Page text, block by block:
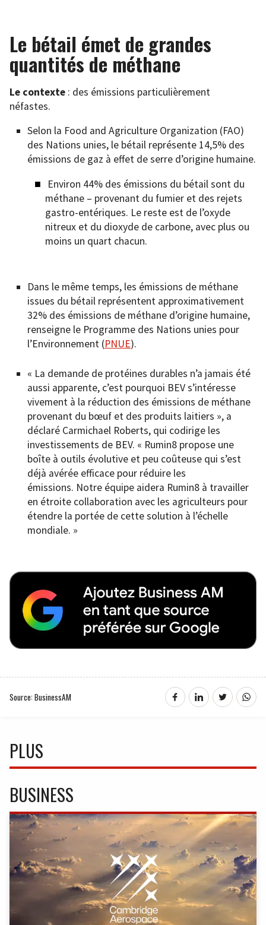
Le bétail émet de grandes
quantités de méthane
Le contexte : des émissions particulièrement
néfastes.
Selon la Food and Agriculture Organization (FAO)
des Nations unies, le bétail représente 14,5% des
émissions de gaz à effet de serre d’origine humaine.
Environ 44% des émissions du bétail sont du
méthane – provenant du fumier et des rejets
gastro-entériques. Le reste est de l’oxyde
nitreux et du dioxyde de carbone, avec plus ou
moins un quart chacun.
Dans le même temps, les émissions de méthane
issues du bétail représentent approximativement
32% des émissions de méthane d’origine humaine,
renseigne le Programme des Nations unies pour
l’Environnement (PNUE).
« La demande de protéines durables n’a jamais été
aussi apparente, c’est pourquoi BEV s’intéresse
vivement à la réduction des émissions de méthane
provenant du bœuf et des produits laitiers », a
déclaré Carmichael Roberts, qui codirige les
investissements de BEV. « Rumin8 propose une
boîte à outils évolutive et peu coûteuse qui s’est
déjà avérée efficace pour réduire les
émissions. Notre équipe aidera Rumin8 à travailler
en étroite collaboration avec les agriculteurs pour
étendre la portée de cette solution à l’échelle
mondiale. »
Source: BusinessAM
PLUS
BUSINESS